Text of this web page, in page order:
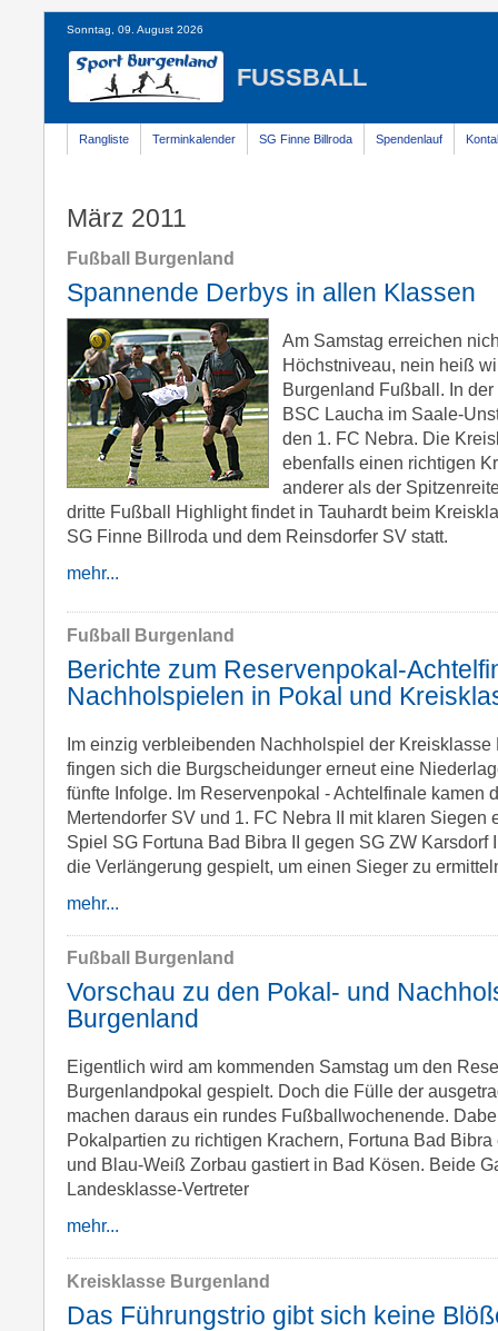
Sonntag, 09. August 2026
FUSSBALL
Rangliste Terminkalender SG Finne Billroda Spendenlauf
März 2011
Fußball Burgenland
Spannende Derbys in allen Klassen
Am Samstag erreichen
Höchstniveau, nein heiß
Burgenland Fußball. In
BSC Laucha im Saale-
den 1. FC Nebra. Die
ebenfalls einen richtigen
anderer als der
dritte Fußball Highlight findet in Tauhardt beim
SG Finne Billroda und dem Reinsdorfer SV statt.
mehr...
Fußball Burgenland
Berichte zum Reservenpokal-
Nachholspielen in Pokal und
Im einzig verbleibenden Nachholspiel der Kreisklasse
fingen sich die Burgscheidunger erneut eine
fünfte Infolge. Im Reservenpokal - Achtelfinale kamen
Mertendorfer SV und 1. FC Nebra II mit klaren Siegen
Spiel SG Fortuna Bad Bibra II gegen SG ZW Karsdorf
die Verlängerung gespielt, um einen Sieger zu
mehr...
Fußball Burgenland
Vorschau zu den Pokal- und
Burgenland
Eigentlich wird am kommenden Samstag um den
Burgenlandpokal gespielt. Doch die Fülle der
machen daraus ein rundes Fußballwochenende.
Pokalpartien zu richtigen Krachern, Fortuna Bad
und Blau-Weiß Zorbau gastiert in Bad Kösen. Beide
Landesklasse-Vertreter
mehr...
Kreisklasse Burgenland
Das Führungstrio gibt sich keine